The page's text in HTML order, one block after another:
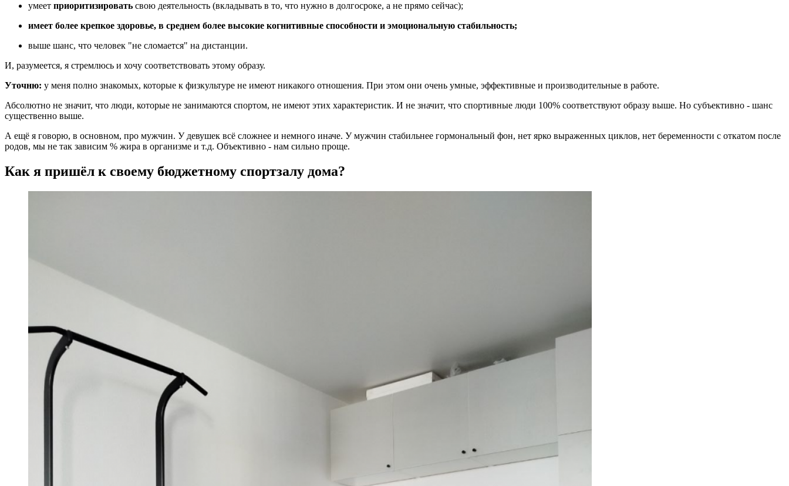
умеет приоритизировать свою деятельность (вкладывать в то, что нужно в долгосроке, а не прямо сейчас);
имеет более крепкое здоровье, в среднем более высокие когнитивные способности и эмоциональную стабильность;
выше шанс, что человек "не сломается" на дистанции.
И, разумеется, я стремлюсь и хочу соответствовать этому образу.
Уточню: у меня полно знакомых, которые к физкультуре не имеют никакого отношения. При этом они очень умные, эффективные и производительные в работе.
Абсолютно не значит, что люди, которые не занимаются спортом, не имеют этих характеристик. И не значит, что спортивные люди 100% соответствуют образу выше. Но субъективно - шанс
существенно выше.
А ещё я говорю, в основном, про мужчин. У девушек всё сложнее и немного иначе. У мужчин стабильнее гормональный фон, нет ярко выраженных циклов, нет беременности с откатом после
родов, мы не так зависим % жира в организме и т.д. Объективно - нам сильно проще.
Как я пришёл к своему бюджетному спортзалу дома?